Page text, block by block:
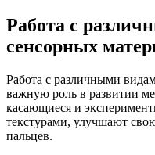
Работа с
сенсорных
Работа с различными
важную роль в развитии
касающиеся и
текстурами, улучшают
пальцев.